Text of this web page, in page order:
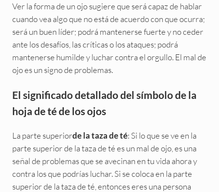
Ver la forma de un ojo sugiere que será capaz de hablar
cuando vea algo que no está de acuerdo con que ocurra;
será un buen líder; podrá mantenerse fuerte y no ceder
ante los desafíos, las críticas o los ataques; podrá
mantenerse humilde y luchar contra el orgullo. El mal de
ojo es un signo de problemas.
El significado detallado del símbolo de la
hoja de té de los ojos
La parte superiorde la taza de té: Si lo que se ve en la
parte superior de la taza de té es un mal de ojo, es una
señal de problemas que se avecinan en tu vida ahora y
contra los que podrías luchar. Si se coloca en la parte
superior de la taza de té, entonces eres una persona